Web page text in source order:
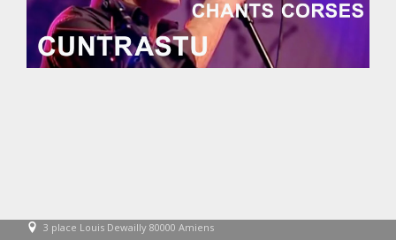
3 place Louis Dewailly 80000 Amiens